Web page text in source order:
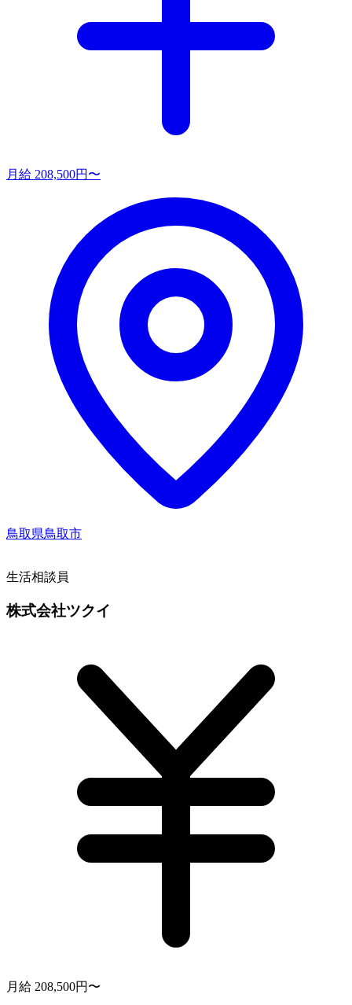
月給 208,500円〜
鳥取県鳥取市
生活相談員
株式会社ツクイ
月給 208,500円〜